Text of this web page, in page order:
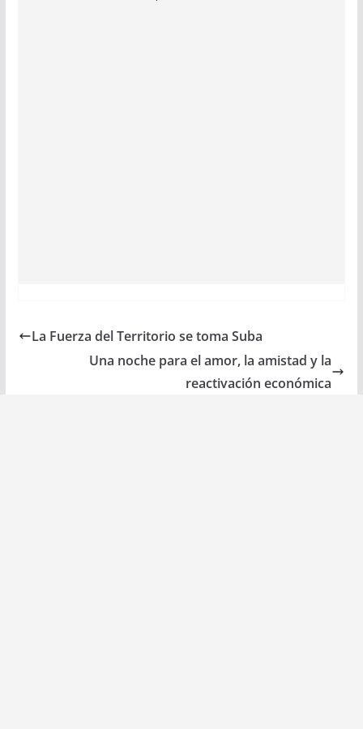
La Fuerza del Territorio se toma Suba
Una noche para el amor, la amistad y la
reactivación económica